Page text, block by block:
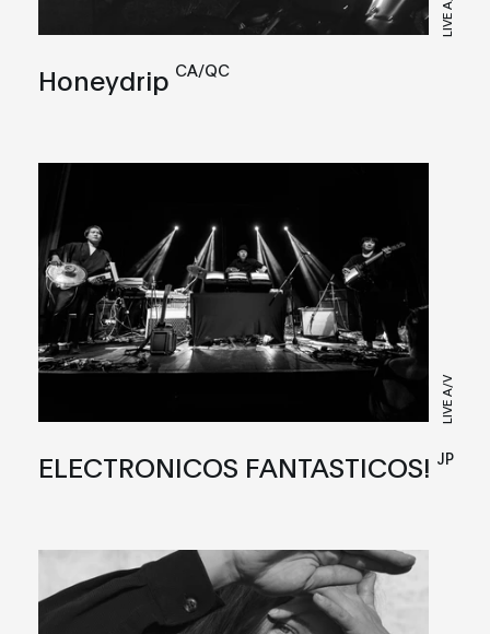
LIVE A/V
Honeydrip CA/QC
LIVE A/V
ELECTRONICOS FANTASTICOS! JP